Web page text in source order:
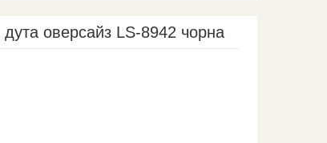
дута оверсайз LS-8942 чорна